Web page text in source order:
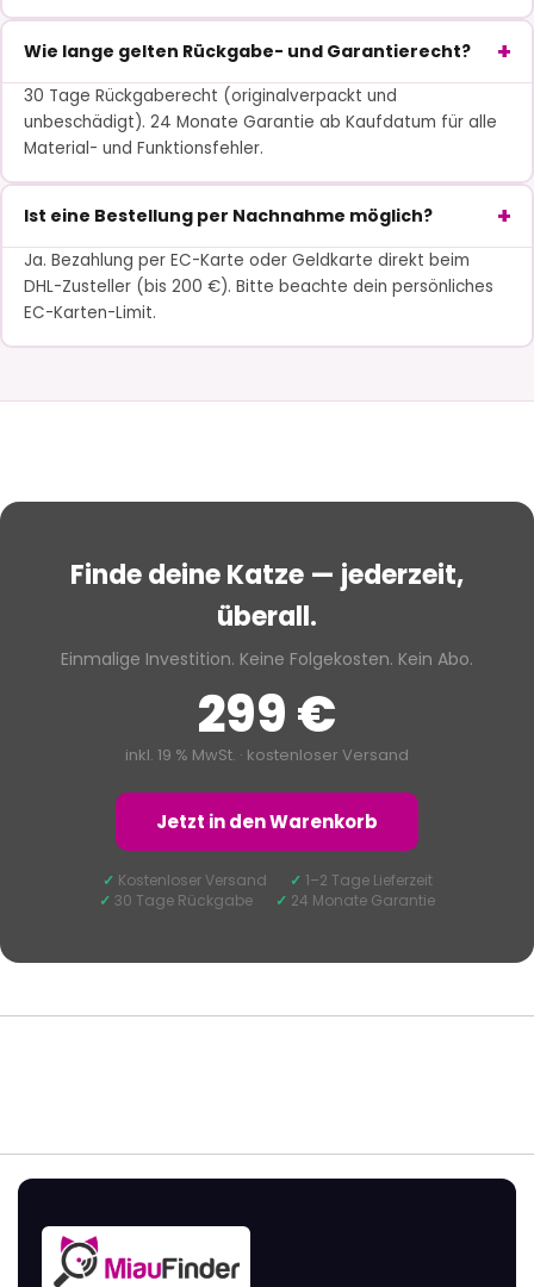
Wie lange gelten Rückgabe- und Garantierecht?
30 Tage Rückgaberecht (originalverpackt und
unbeschädigt). 24 Monate Garantie ab Kaufdatum für alle
Material- und Funktionsfehler.
Ist eine Bestellung per Nachnahme möglich?
Ja. Bezahlung per EC-Karte oder Geldkarte direkt beim
DHL-Zusteller (bis 200 €). Bitte beachte dein persönliches
EC-Karten-Limit.
Finde deine Katze — jederzeit,
überall.
Einmalige Investition. Keine Folgekosten. Kein Abo.
299 €
inkl. 19 % MwSt. · kostenloser Versand
Jetzt in den Warenkorb
✓ Kostenloser Versand ✓ 1–2 Tage Lieferzeit
✓ 30 Tage Rückgabe ✓ 24 Monate Garantie